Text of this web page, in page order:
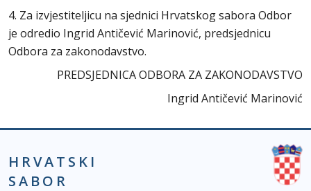
4. Za izvjestiteljicu na sjednici Hrvatskog sabora Odbor
je odredio Ingrid Antičević Marinović, predsjednicu
Odbora za zakonodavstvo.
PREDSJEDNICA ODBORA ZA ZAKONODAVSTVO
Ingrid Antičević Marinović
HRVATSKI
SABOR